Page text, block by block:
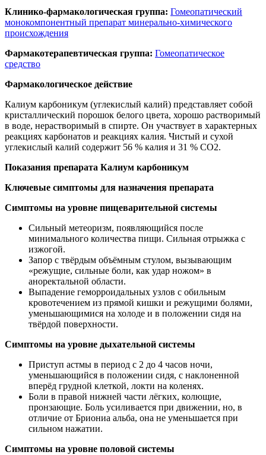
Клинико-фармакологическая группа: Гомеопатический
монокомпонентный препарат минерально-химического
происхождения
Фармакотерапевтическая группа: Гомеопатическое
средство
Фармакологическое действие
Калиум карбоникум (углекислый калий) представляет собой
кристаллический порошок белого цвета, хорошо растворимый
в воде, нерастворимый в спирте. Он участвует в характерных
реакциях карбонатов и реакциях калия. Чистый и сухой
углекислый калий содержит 56 % калия и 31 % CO2.
Показания препарата Калиум карбоникум
Ключевые симптомы для назначения препарата
Симптомы на уровне пищеварительной системы
Сильный метеоризм, появляющийся после
минимального количества пищи. Сильная отрыжка с
изжогой.
Запор с твёрдым объёмным стулом, вызывающим
«режущие, сильные боли, как удар ножом» в
аноректальной области.
Выпадение геморроидальных узлов с обильным
кровотечением из прямой кишки и режущими болями,
уменьшающимися на холоде и в положении сидя на
твёрдой поверхности.
Симптомы на уровне дыхательной системы
Приступ астмы в период с 2 до 4 часов ночи,
уменьшающийся в положении сидя, с наклоненной
вперёд грудной клеткой, локти на коленях.
Боли в правой нижней части лёгких, колющие,
пронзающие. Боль усиливается при движении, но, в
отличие от Бриониа альба, она не уменьшается при
сильном нажатии.
Симптомы на уровне половой системы